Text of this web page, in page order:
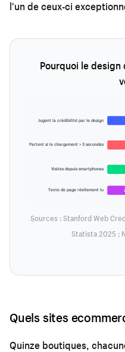
l'un de ceux-ci
Pourquoi le
Jugent la crédibilité par le design
Partent si le chargement > 3 secondes
Visites depuis smartphones
Texte de page réellement lu
Sources : Stanford Web
Statista 2025 ;
Quels sites
Quinze boutiques,